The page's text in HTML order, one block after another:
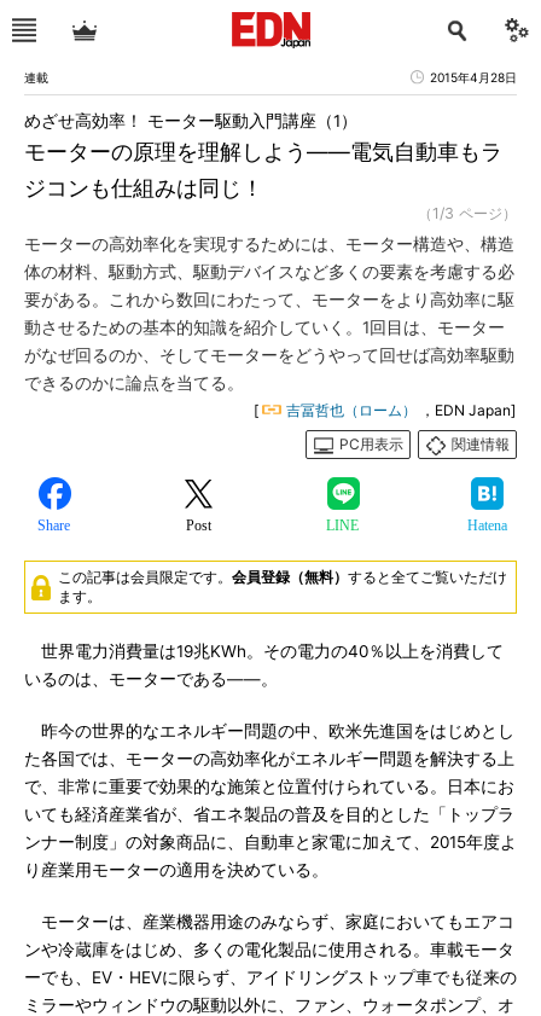
連載 2015年4月28日
モーターの原理を理解しよう――電気自動車もラ
ジコンも仕組みは同じ！
めざせ高効率！ モーター駆動入門講座（1）
（1/3 ページ）
モーターの高効率化を実現するためには、モーター構造や、構造
体の材料、駆動方式、駆動デバイスなど多くの要素を考慮する必
要がある。これから数回にわたって、モーターをより高効率に駆
動させるための基本的知識を紹介していく。1回目は、モーター
がなぜ回るのか、そしてモーターをどうやって回せば高効率駆動
できるのかに論点を当てる。
[ 吉冨哲也（ローム）
，EDN Japan]
PC用表示
関連情報
Share Post LINE Hatena
この記事は会員限定です。 会員登録（無料） すると全てご覧いただけ
ます。
世界電力消費量は19兆KWh。その電力の40％以上を消費して
いるのは、モーターである――。
昨今の世界的なエネルギー問題の中、欧米先進国をはじめとし
た各国では、モーターの高効率化がエネルギー問題を解決する上
で、非常に重要で効果的な施策と位置付けられている。日本にお
いても経済産業省が、省エネ製品の普及を目的とした「トップラ
ンナー制度」の対象商品に、自動車と家電に加えて、2015年度よ
り産業用モーターの適用を決めている。
モーターは、産業機器用途のみならず、家庭においてもエアコ
ンや冷蔵庫をはじめ、多くの電化製品に使用される。車載モータ
ーでも、EV・HEVに限らず、アイドリングストップ車でも従来の
ミラーやウィンドウの駆動以外に、ファン、ウォータポンプ、オ